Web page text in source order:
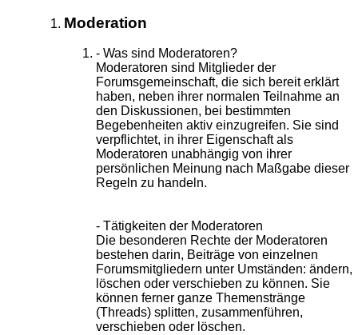
Moderation
- Was sind Moderatoren?
Moderatoren sind Mitglieder der
Forumsgemeinschaft, die sich bereit erklärt
haben, neben ihrer normalen Teilnahme an
den Diskussionen, bei bestimmten
Begebenheiten aktiv einzugreifen. Sie sind
verpflichtet, in ihrer Eigenschaft als
Moderatoren unabhängig von ihrer
persönlichen Meinung nach Maßgabe dieser
Regeln zu handeln.
- Tätigkeiten der Moderatoren
Die besonderen Rechte der Moderatoren
bestehen darin, Beiträge von einzelnen
Forumsmitgliedern unter Umständen: ändern,
löschen oder verschieben zu können. Sie
können ferner ganze Themenstränge
(Threads) splitten, zusammenführen,
verschieben oder löschen.